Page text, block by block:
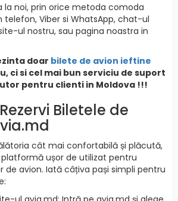
la noi, prin orice metoda comoda
telefon, Viber si WhatsApp, chat-ul
ul nostru, sau pagina noastra in
doar bilete de avion ieftine
ci si cel mai bun serviciu de suport
pentru clienti in Moldova !!!
Biletele de
cât mai confortabilă și plăcută,
ușor de utilizat pentru
de avion. Iată câțiva pași simpli pentru